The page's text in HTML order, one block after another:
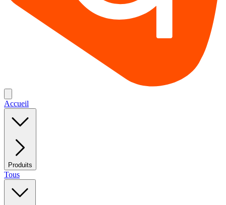
Accueil
Produits
Tous